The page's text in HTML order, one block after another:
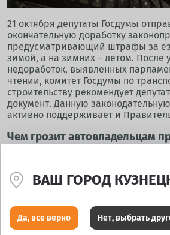
21 октября депутаты Госдумы
окончательную доработку
предусматривающий штрафы за
зимой, а на зимних – летом. После
недоработок, выявленных
чтении, комитет Госдумы по
строительству рекомендует
документ. Данную
активно поддерживает и
Чем грозит автовладельцам
Документ устанавливает
глубине протектора шин,
могут изменяться в сторону
региональными законодателями).
штрафные санкции коснуться
ВАШ ГОРОД
Да, все верно Нет, выбрать